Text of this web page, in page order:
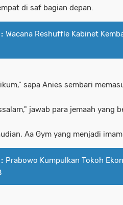
di saf bagian depan.
Wacana Reshuffle Kabinet
sapa Anies sembari
jawab para jemaah yang
Aa Gym yang menjadi
Prabowo Kumpulkan Tokoh